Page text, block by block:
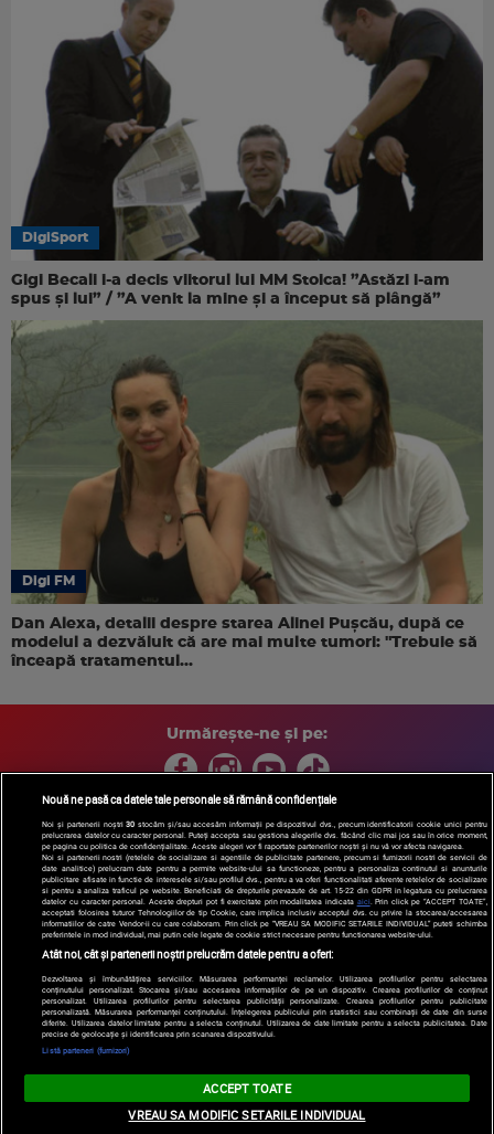
DigiSport
Gigi Becali i-a decis viitorul lui MM Stoica! ”Astăzi i-am
spus și lui” / ”A venit la mine și a început să plângă”
Digi FM
Dan Alexa, detalii despre starea Alinei Pușcău, după ce
modelul a dezvăluit că are mai multe tumori: "Trebuie să
înceapă tratamentul...
Urmărește-ne și pe:
Copyright © 2026 / DIGI ROMANIA S.A.
Arhiva
Comunicate de presă Politica de confidentialitate
Termeni
si conditii
Gestionați preferințele| Contact/Info Codul etic
Nouă ne pasă ca datele tale personale să rămână confidențiale
Noi și partenerii noștri30 stocăm și/sau accesăm informații pe dispozitivul dvs., precum identificatorii cookie unici pentru
prelucrarea datelor cu caracter personal. Puteți accepta sau gestiona alegerile dvs. făcând clic mai jos sau în orice moment,
pe pagina cu politica de confidențialitate. Aceste alegeri vor fi raportate partenerilor noștri și nu vă vor afecta navigarea.
Noi si partenerii nostri (retelele de socializare si agentiile de publicitate partenere, precum si furnizorii nostri de servicii de
date analitice) prelucram date pentru a permite website-ului sa functioneze, pentru a personaliza continutul si anunturile
publicitare afisate in functie de interesele si/sau profilul dvs., pentru a va oferi functionalitati aferente retelelor de socializare
si pentru a analiza traficul pe website. Beneficiati de drepturile prevazute de art. 15-22 din GDPR in legatura cu prelucrarea
datelor cu caracter personal. Aceste drepturi pot fi exercitate prin modalitatea indicata aici. Prin click pe “ACCEPT TOATE”,
acceptati folosirea tuturor Tehnologiilor de tip Cookie, care implica inclusiv acceptul dvs. cu privire la stocarea/accesarea
informatiilor de catre Vendor-ii cu care colaboram. Prin click pe “VREAU SA MODIFIC SETARILE INDIVIDUAL” puteti schimba
preferintele in mod individual, mai putin cele legate de cookie strict necesare pentru functionarea website-ului.
Atât noi, cât și partenerii noștri prelucrăm datele pentru a oferi:
Dezvoltarea și îmbunătățirea serviciilor. Măsurarea performanței reclamelor. Utilizarea profilurilor pentru selectarea
conținutului personalizat. Stocarea și/sau accesarea informațiilor de pe un dispozitiv. Crearea profilurilor de conținut
personalizat. Utilizarea profilurilor pentru selectarea publicității personalizate. Crearea profilurilor pentru publicitate
personalizată. Măsurarea performanței conținutului. Înțelegerea publicului prin statistici sau combinații de date din surse
diferite. Utilizarea datelor limitate pentru a selecta conținutul. Utilizarea de date limitate pentru a selecta publicitatea. Date
precise de geolocație și identificarea prin scanarea dispozitivului.
Listă parteneri (furnizori)
ACCEPT TOATE
VREAU SA MODIFIC SETARILE INDIVIDUAL